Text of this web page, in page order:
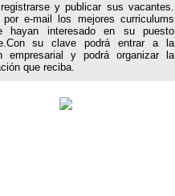
y publicar sus vacantes.
por e-mail los mejores curriculums
hayan interesado en su puesto
su clave podrá entrar a la
empresarial y podrá organizar la
que reciba.